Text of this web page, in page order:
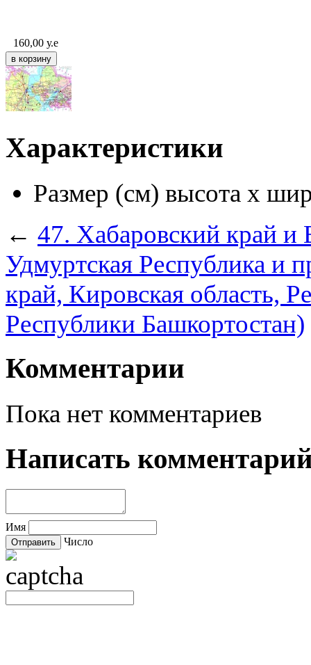
160,00 у.е
Характеристики
Размер (см) высота х
← 47. Хабаровский край и
Удмуртская Республика и
край, Кировская область,
Республики Башкортостан)
Комментарии
Пока нет комментариев
Написать
Имя
Число